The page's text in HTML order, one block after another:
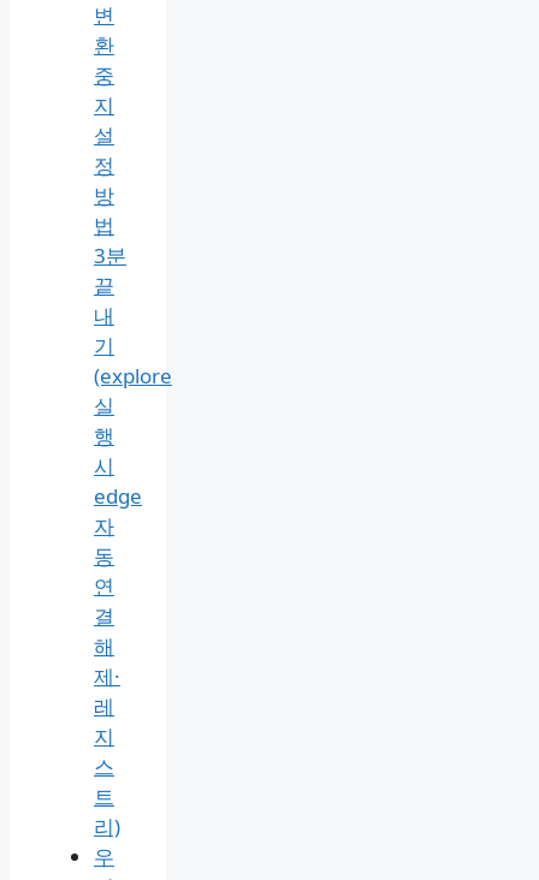
합
요
금
제
QoS)
엣
지
자
동
변
환
중
지
설
정
방
법
3분
끝
내
기
(explore
실
행
시
edge
자
동
연